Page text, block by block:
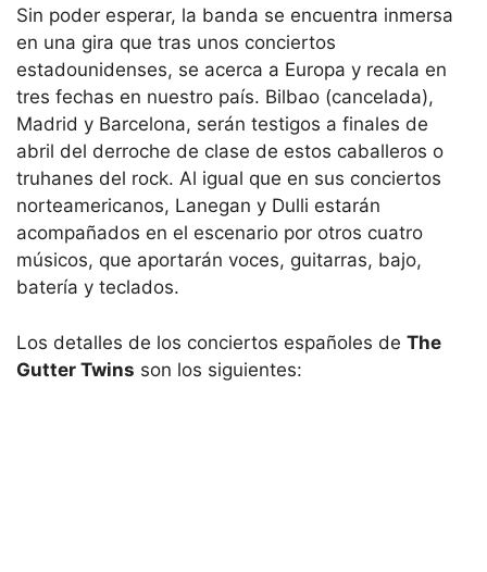
Sin poder esperar, la banda se encuentra inmersa
en una gira que tras unos conciertos
estadounidenses, se acerca a Europa y recala en
tres fechas en nuestro país. Bilbao (cancelada),
Madrid y Barcelona, serán testigos a finales de
abril del derroche de clase de estos caballeros o
truhanes del rock. Al igual que en sus conciertos
norteamericanos, Lanegan y Dulli estarán
acompañados en el escenario por otros cuatro
músicos, que aportarán voces, guitarras, bajo,
batería y teclados.
Los detalles de los conciertos españoles de The
Gutter Twins son los siguientes: